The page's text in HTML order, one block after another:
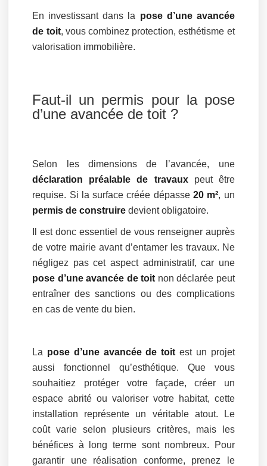
En investissant dans la pose d’une avancée
de toit, vous combinez protection, esthétisme et
valorisation immobilière.
Faut-il un permis pour la pose
d’une avancée de toit ?
Selon les dimensions de l’avancée, une
déclaration préalable de travauxpeut être
requise. Si la surface créée dépasse20 m², un
permis de construire devient obligatoire.
Il est donc essentiel de vous renseigner auprès
de votre mairie avant d’entamer les travaux. Ne
négligez pas cet aspect administratif, car une
pose d’une avancée de toit non déclarée peut
entraîner des sanctions ou des complications
en cas de vente du bien.
La pose d’une avancée de toit est un projet
aussi fonctionnel qu’esthétique. Que vous
souhaitiez protéger votre façade, créer un
espace abrité ou valoriser votre habitat, cette
installation représente un véritable atout. Le
coût varie selon plusieurs critères, mais les
bénéfices à long terme sont nombreux. Pour
garantir une réalisation conforme, prenez le